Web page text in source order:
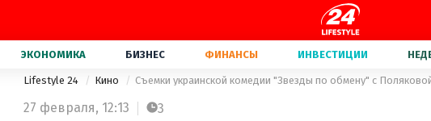
ЭКОНОМИКА БИЗНЕС ФИНАНСЫ ИНВЕСТИЦИИ
Lifestyle 24 Кино Съемки украинской комедии "Звезды по обмену" с
27 февраля, 12:13 3